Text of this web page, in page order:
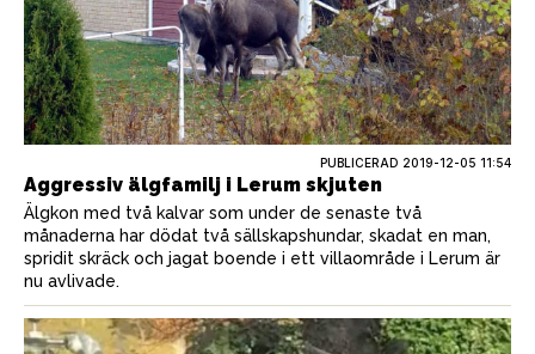
PUBLICERAD 2019-12-05 11:54
Aggressiv älgfamilj i Lerum skjuten
Älgkon med två kalvar som under de senaste två
månaderna har dödat två sällskapshundar, skadat en man,
spridit skräck och jagat boende i ett villaområde i Lerum är
nu avlivade.